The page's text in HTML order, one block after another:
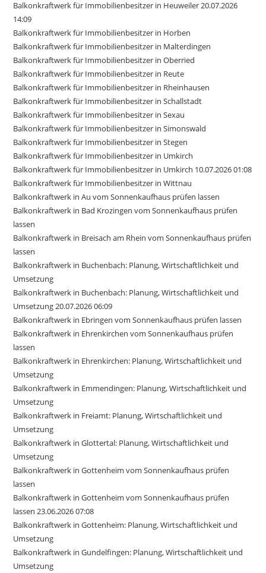
Balkonkraftwerk für Immobilienbesitzer in Heuweiler 20.07.2026
14:09
Balkonkraftwerk für Immobilienbesitzer in Horben
Balkonkraftwerk für Immobilienbesitzer in Malterdingen
Balkonkraftwerk für Immobilienbesitzer in Oberried
Balkonkraftwerk für Immobilienbesitzer in Reute
Balkonkraftwerk für Immobilienbesitzer in Rheinhausen
Balkonkraftwerk für Immobilienbesitzer in Schallstadt
Balkonkraftwerk für Immobilienbesitzer in Sexau
Balkonkraftwerk für Immobilienbesitzer in Simonswald
Balkonkraftwerk für Immobilienbesitzer in Stegen
Balkonkraftwerk für Immobilienbesitzer in Umkirch
Balkonkraftwerk für Immobilienbesitzer in Umkirch 10.07.2026 01:08
Balkonkraftwerk für Immobilienbesitzer in Wittnau
Balkonkraftwerk in Au vom Sonnenkaufhaus prüfen lassen
Balkonkraftwerk in Bad Krozingen vom Sonnenkaufhaus prüfen
lassen
Balkonkraftwerk in Breisach am Rhein vom Sonnenkaufhaus prüfen
lassen
Balkonkraftwerk in Buchenbach: Planung, Wirtschaftlichkeit und
Umsetzung
Balkonkraftwerk in Buchenbach: Planung, Wirtschaftlichkeit und
Umsetzung 20.07.2026 06:09
Balkonkraftwerk in Ebringen vom Sonnenkaufhaus prüfen lassen
Balkonkraftwerk in Ehrenkirchen vom Sonnenkaufhaus prüfen
lassen
Balkonkraftwerk in Ehrenkirchen: Planung, Wirtschaftlichkeit und
Umsetzung
Balkonkraftwerk in Emmendingen: Planung, Wirtschaftlichkeit und
Umsetzung
Balkonkraftwerk in Freiamt: Planung, Wirtschaftlichkeit und
Umsetzung
Balkonkraftwerk in Glottertal: Planung, Wirtschaftlichkeit und
Umsetzung
Balkonkraftwerk in Gottenheim vom Sonnenkaufhaus prüfen
lassen
Balkonkraftwerk in Gottenheim vom Sonnenkaufhaus prüfen
lassen 23.06.2026 07:08
Balkonkraftwerk in Gottenheim: Planung, Wirtschaftlichkeit und
Umsetzung
Balkonkraftwerk in Gundelfingen: Planung, Wirtschaftlichkeit und
Umsetzung